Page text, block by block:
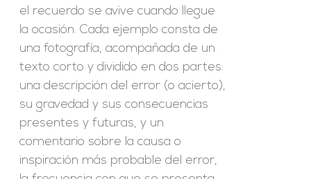
el recuerdo se avive cuando llegue
la ocasión. Cada ejemplo consta de
una fotografía, acompañada de un
texto corto y dividido en dos partes:
una descripción del error (o acierto),
su gravedad y sus consecuencias
presentes y futuras, y un
comentario sobre la causa o
inspiración más probable del error,